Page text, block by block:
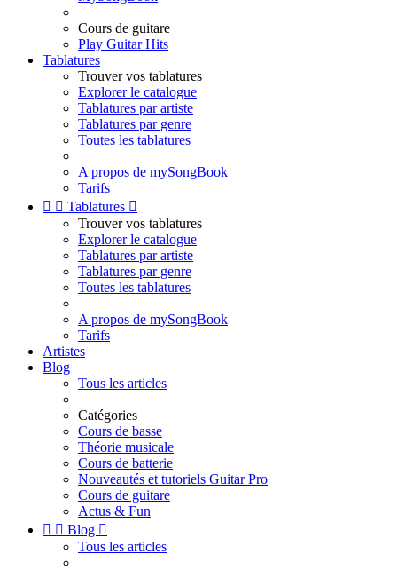
Cours de guitare
Play Guitar Hits
Tablatures
Trouver vos tablatures
Explorer le catalogue
Tablatures par artiste
Tablatures par genre
Toutes les tablatures
A propos de mySongBook
Tarifs
  Tablatures 
Trouver vos tablatures
Explorer le catalogue
Tablatures par artiste
Tablatures par genre
Toutes les tablatures
A propos de mySongBook
Tarifs
Artistes
Blog
Tous les articles
Catégories
Cours de basse
Théorie musicale
Cours de batterie
Nouveautés et tutoriels Guitar Pro
Cours de guitare
Actus & Fun
  Blog 
Tous les articles